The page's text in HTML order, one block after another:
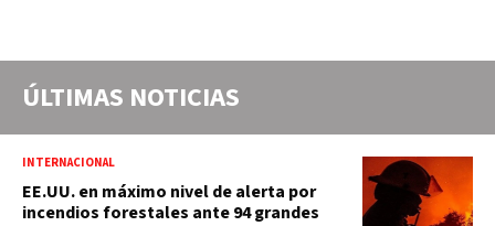
ÚLTIMAS NOTICIAS
INTERNACIONAL
EE.UU. en máximo nivel de alerta por
incendios forestales ante 94 grandes